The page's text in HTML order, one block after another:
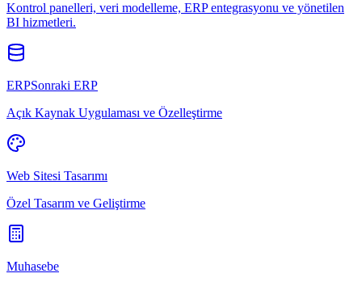
Kontrol panelleri, veri modelleme, ERP entegrasyonu ve yönetilen
BI hizmetleri.
ERPSonraki ERP
Açık Kaynak Uygulaması ve Özelleştirme
Web Sitesi Tasarımı
Özel Tasarım ve Geliştirme
Muhasebe